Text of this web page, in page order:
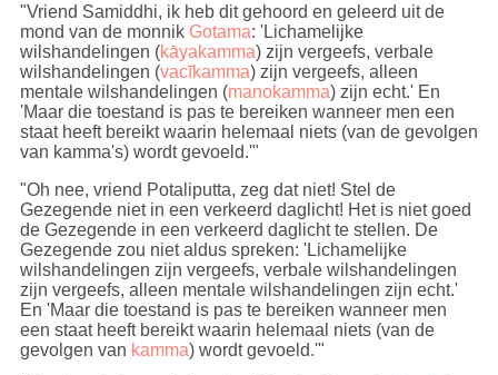
"Vriend Samiddhi, ik heb dit gehoord en geleerd uit de
mond van de monnik Gotama: 'Lichamelijke
wilshandelingen (kāyakamma) zijn vergeefs, verbale
wilshandelingen (vacīkamma) zijn vergeefs, alleen
mentale wilshandelingen (manokamma) zijn echt.' En
'Maar die toestand is pas te bereiken wanneer men een
staat heeft bereikt waarin helemaal niets (van de gevolgen
van kamma's) wordt gevoeld.'"
"Oh nee, vriend Potaliputta, zeg dat niet! Stel de
Gezegende niet in een verkeerd daglicht! Het is niet goed
de Gezegende in een verkeerd daglicht te stellen. De
Gezegende zou niet aldus spreken: 'Lichamelijke
wilshandelingen zijn vergeefs, verbale wilshandelingen
zijn vergeefs, alleen mentale wilshandelingen zijn echt.'
En 'Maar die toestand is pas te bereiken wanneer men
een staat heeft bereikt waarin helemaal niets (van de
gevolgen van kamma) wordt gevoeld.'"